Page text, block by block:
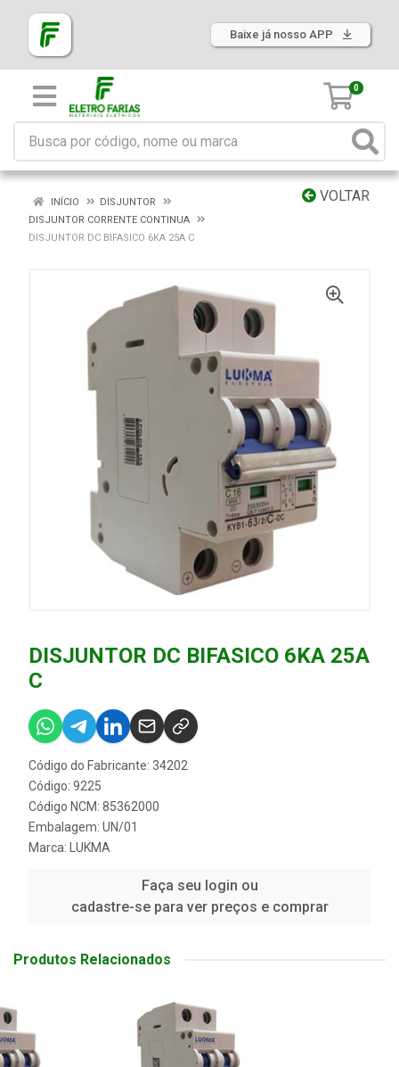
Baixe já nosso APP
0
VOLTAR
INÍCIO
DISJUNTOR
DISJUNTOR CORRENTE CONTINUA
DISJUNTOR DC BIFASICO 6KA 25A C
DISJUNTOR DC BIFASICO 6KA 25A
C
Código do Fabricante: 34202
Código: 9225
Código NCM: 85362000
Embalagem: UN/01
Marca:
LUKMA
Faça seu login ou
cadastre-se para ver preços e comprar
Produtos Relacionados